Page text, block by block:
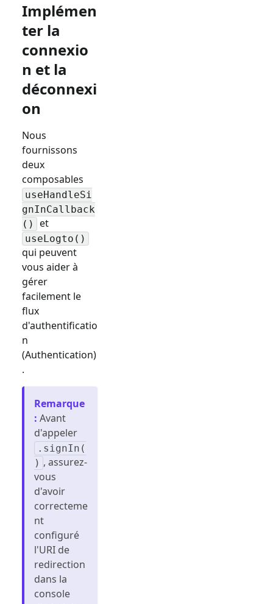
Implémen
ter la
connexio
n et la
déconnexi
on
Nous
fournissons
deux
composables
useHandleSi
gnInCallback
()
et
useLogto()
qui peuvent
vous aider à
gérer
facilement le
flux
d'authentificatio
n
(Authentication)
.
Remarque
: Avant
d'appeler
.signIn(
) , assurez-
vous
d'avoir
correcteme
nt
configuré
l'URI de
redirection
dans la
console